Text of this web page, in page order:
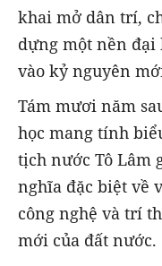
khai mở dân trí,
dựng một nền đại
vào kỷ nguyên
Tám mươi năm
học mang tính
tịch nước Tô Lâm
nghĩa đặc biệt về
công nghệ và trí
mới của đất nước.